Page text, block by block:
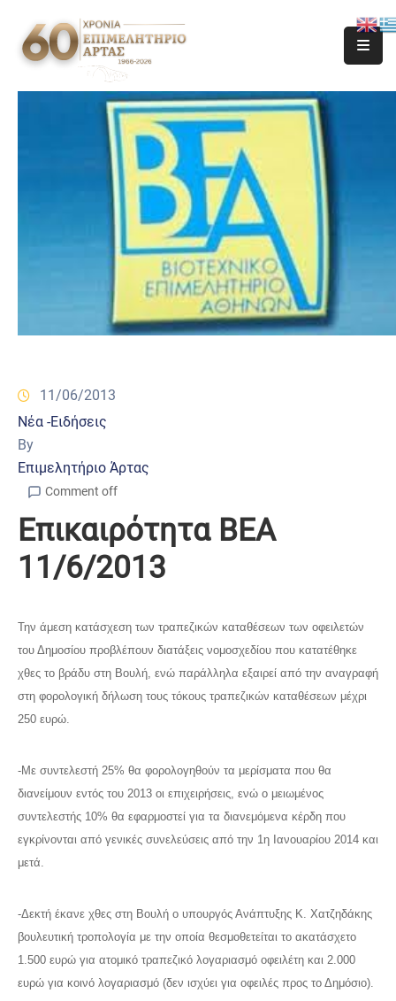
11/06/2013
Νέα -Ειδήσεις
By
Επιμελητήριο Άρτας
Comment off
Επικαιρότητα ΒΕΑ
11/6/2013
Την άμεση κατάσχεση των τραπεζικών καταθέσεων των οφειλετών
του Δημοσίου προβλέπουν διατάξεις νομοσχεδίου που κατατέθηκε
χθες το βράδυ στη Βουλή, ενώ παράλληλα εξαιρεί από την αναγραφή
στη φορολογική δήλωση τους τόκους τραπεζικών καταθέσεων μέχρι
250 ευρώ.
-Με συντελεστή 25% θα φορολογηθούν τα μερίσματα που θα
διανείμουν εντός του 2013 οι επιχειρήσεις, ενώ ο μειωμένος
συντελεστής 10% θα εφαρμοστεί για τα διανεμόμενα κέρδη που
εγκρίνονται από γενικές συνελεύσεις από την 1η Ιανουαρίου 2014 και
μετά.
-Δεκτή έκανε χθες στη Βουλή ο υπουργός Ανάπτυξης Κ. Χατζηδάκης
βουλευτική τροπολογία με την οποία θεσμοθετείται το ακατάσχετο
1.500 ευρώ για ατομικό τραπεζικό λογαριασμό οφειλέτη και 2.000
ευρώ για κοινό λογαριασμό (δεν ισχύει για οφειλές προς το Δημόσιο).